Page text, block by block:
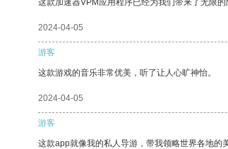
这款加速器VPM应用程序已经为我们带来了无限的
2024-04-05
游客
这款游戏的音乐非常优美，听了让人心旷神怡。
2024-04-05
游客
这款app就像我的私人导游，带我领略世界各地的美